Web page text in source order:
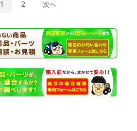
1 2 次へ